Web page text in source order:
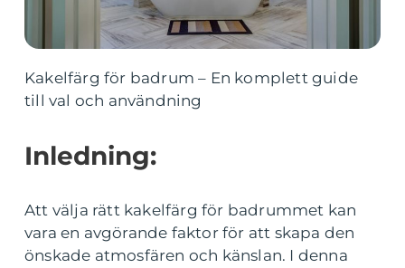
Kakelfärg för badrum – En komplett guide
till val och användning
Inledning:
Att välja rätt kakelfärg för badrummet kan
vara en avgörande faktor för att skapa den
önskade atmosfären och känslan. I denna